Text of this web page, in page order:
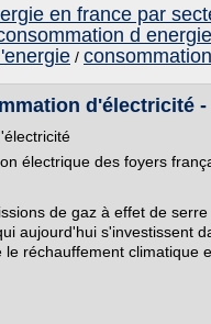
en france par
d
/
d'électricité -
électrique des foyers
de gaz à effet de
aujourd'hui s'investissent
réchauffement climatique